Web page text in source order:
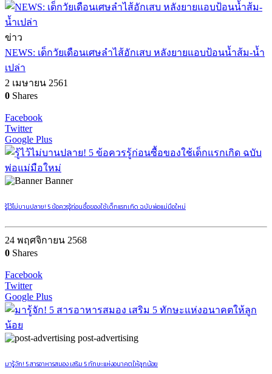
ข่าว
NEWS: เด็กวัยเดือนเศษลำไส้อักเสบ หลังยายแอบป้อนน้ำส้ม-น้ำ
เปล่า
2 เมษายน 2561
0 Shares
Facebook
Twitter
Google Plus
Banner
รู้ไว้ไม่บานปลาย! 5 ข้อควรรู้ก่อนซื้อของใช้เด็กแรกเกิด ฉบับพ่อแม่มือใหม่
24 พฤศจิกายน 2568
0 Shares
Facebook
Twitter
Google Plus
post-advertising
มารู้จัก! 5 สารอาหารสมอง เสริม 5 ทักษะแห่งอนาคตให้ลูกน้อย